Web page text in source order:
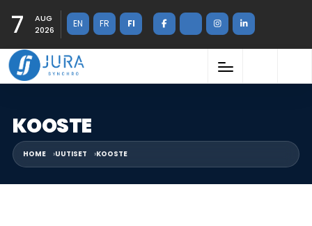
7
AUG
2026
EN FR FI
KOOSTE
HOME UUTISET KOOSTE